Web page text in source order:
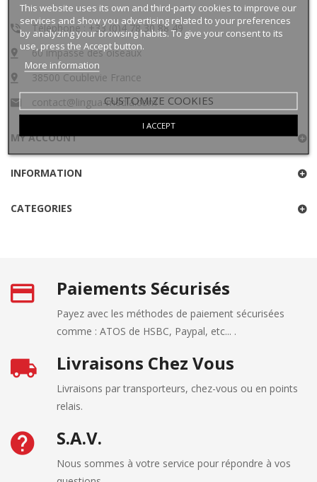
This website uses its own and third-party cookies to improve our
services and show you advertising related to your preferences
by analyzing your browsing habits. To give your consent to its
use, press the Accept button.
More information
CUSTOMIZE COOKIES
I ACCEPT
Téléphone : +33 (0)4 78 30 88 49
60 impasse des oiseaux
38500 Coublevie France
contact@lingua-media.com
MY ACCOUNT
INFORMATION
CATEGORIES
Paiements Sécurisés
Payez avec les méthodes de paiement sécurisées
comme : ATOS de HSBC, Paypal, etc... .
Livraisons Chez Vous
Livraisons par transporteurs, chez-vous ou en points
relais.
S.A.V.
Nous sommes à votre service pour répondre à vos